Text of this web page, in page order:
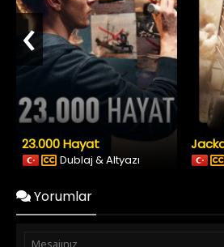
23.000 Hayat
Dublaj & Altyazı
‹
Yorumlar